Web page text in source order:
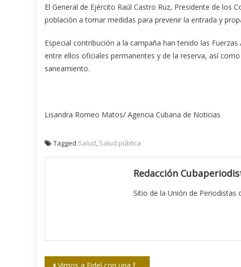
El General de Ejército Raúl Castro Ruz, Presidente de
población a tomar medidas para prevenir la entrada y
Especial contribución a la campaña han tenido las
entre ellos oficiales permanentes y de la reserva, así
saneamiento.
Lisandra Romeo Matos/ Agencia Cubana de Noticias
Tagged Salud, Salud pública
Redacción
Sitio de la Unión de Periodistas